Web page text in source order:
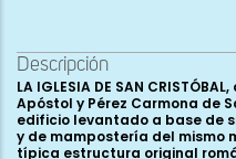
Descripción
LA IGLESIA DE SAN
Apóstol y Pérez Carmona de
edificio levantado a base de
y de mampostería del mismo
típica estructura original